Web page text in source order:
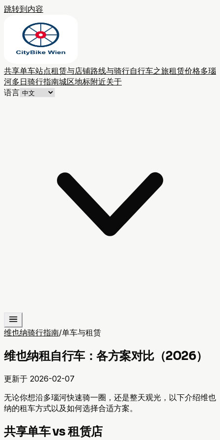
跳转到内容
共享单车站点租赁与店铺路线与骑行自行车之旅租赁价格多瑙
河多日骑行指南城区地标附近关于
语言
维也纳骑行指南/单车与租赁
维也纳租自行车：各方案对比（2026）
更新于 2026-02-07
无论你想沿多瑙河快速骑一圈，还是整天观光，以下介绍维也
纳的租车方式以及如何选择合适方案。
共享单车 vs 租赁店